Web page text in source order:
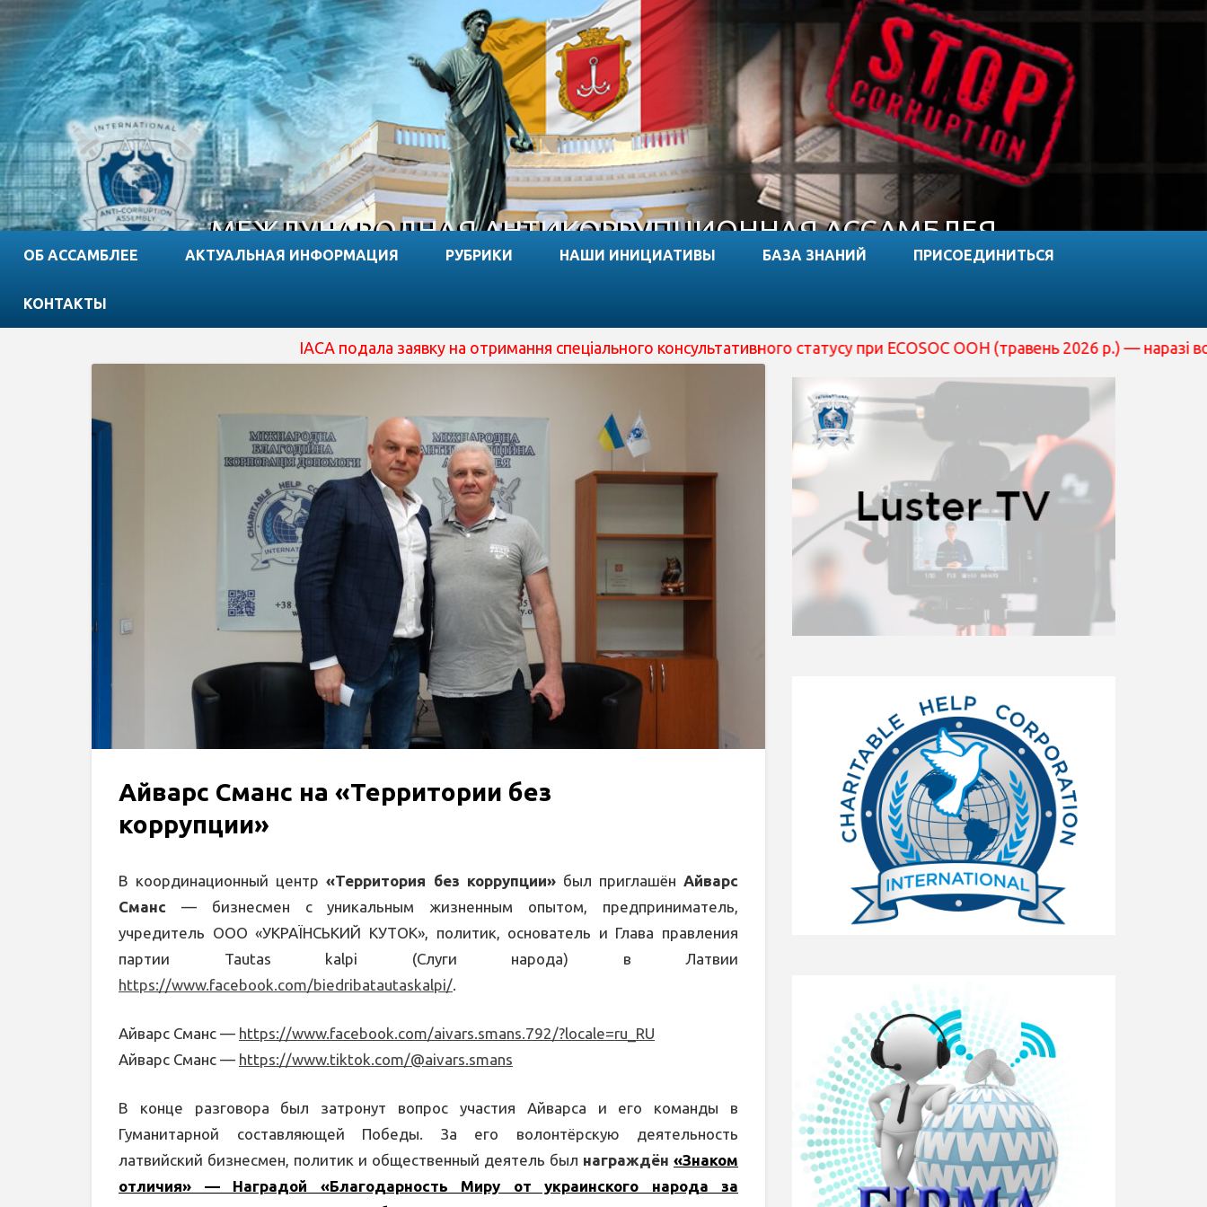
МЕЖДУНАРОДНАЯ АНТИКОРРУПЦИОННАЯ АССАМБЛЕЯ
ОБ АССАМБЛЕЕ АКТУАЛЬНАЯ ИНФОРМАЦИЯ РУБРИКИ НАШИ ИНИЦИАТИВЫ БАЗА ЗНАНИЙ ПРИСОЕДИНИТЬСЯ
КОНТАКТЫ
IACA подала заявку на отримання спеціального консультативного статусу при ECOSOC ООН (травень 2026 р.) — наразі
Айварс Сманс на «Территории без
коррупции»
В координационный центр«Территория без коррупции»был приглашён Айварс
Сманс — бизнесмен с уникальным жизненным опытом, предприниматель,
учредитель ООО «УКРАЇНСЬКИЙ КУТОК», политик, основатель и Глава правления
партии Tautas kalpi (Слуги народа) в Латвии
https://www.facebook.com/biedribatautaskalpi/.
Айварс Сманс — https://www.facebook.com/aivars.smans.792/?locale=ru_RU
Айварс Сманс — https://www.tiktok.com/@aivars.smans
В конце разговора был затронут вопрос участия Айварса и его команды в
Гуманитарной составляющей Победы. За его волонтёрскую деятельность
латвийский бизнесмен, политик и общественный деятель был награждён «Знаком
отличия» — Наградой «Благодарность Миру от украинского народа за